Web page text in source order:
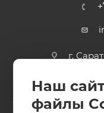
г.
Наш
файлы